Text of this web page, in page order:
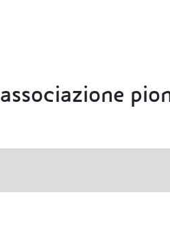
associazione